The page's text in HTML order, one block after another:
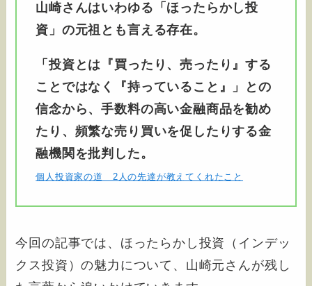
山崎さんはいわゆる「ほったらかし投
資」の元祖とも言える存在。
「投資とは『買ったり、売ったり』する
ことではなく『持っていること』」との
信念から、手数料の高い金融商品を勧め
たり、頻繁な売り買いを促したりする金
融機関を批判した。
個人投資家の道 2人の先達が教えてくれたこと
今回の記事では、ほったらかし投資（インデッ
クス投資）の魅力について、山崎元さんが残し